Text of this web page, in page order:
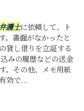
弁護士に依頼して、ト
。書面がなかったと
貸し借りを立証する
みの履歴などの送金
。その他、メモ用紙
効で...